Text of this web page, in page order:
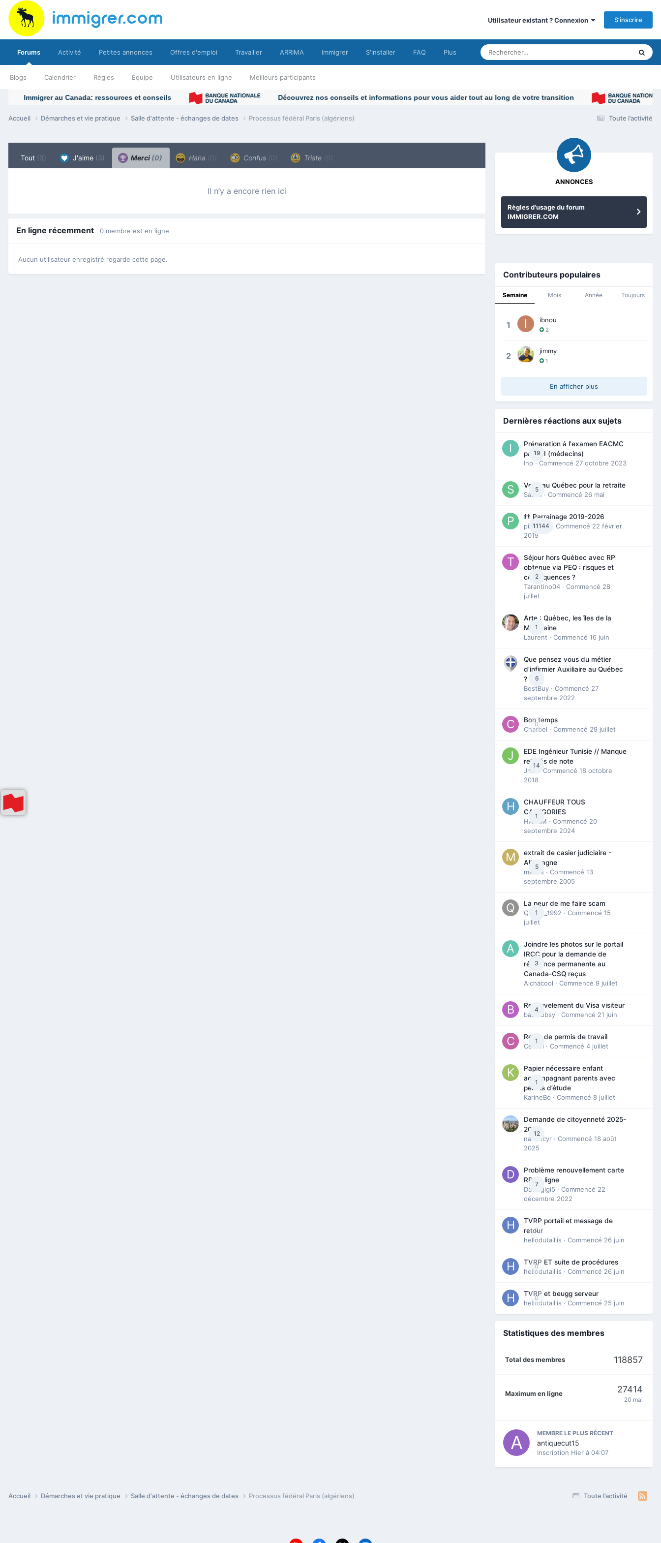
Utilisateur existant ? Connexion S’inscrire
Forums
Blogs Calendrier Règles Équipe Utilisateurs en ligne Meilleurs participants
Activité Petites annonces Offres d'emploi Travailler ARRIMA Immigrer S'installer FAQ Plus
Toute l’activité
Accueil Démarches et vie pratique Salle d'attente - échanges de dates Processus fédéral Paris (algériens)
Tout (3) J'aime (3) Merci (0) Haha (0) Confus (0) Triste (0)
Il n’y a encore rien ici
En ligne récemment 0 membre est en ligne
Aucun utilisateur enregistré regarde cette page.
ANNONCES
Règles d'usage du forum
IMMIGRER.COM
Contributeurs populaires
Semaine Mois Année Toujours
1 ibnou
2
2 jimmy
1
En afficher plus
Dernières réactions aux sujets
19
Préparation à l'examen EACMC
partie I (médecins)
Ino · Commencé 27 octobre 2023
5
Venir au Québec pour la retraite
Sab74 · Commencé 26 mai
11144
👬 Parrainage 2019-2026
piinoush
· Commencé 22 février
2019
2
Séjour hors Québec avec RP
obtenue via PEQ : risques et
conséquences ?
Tarantino04 · Commencé 28
juillet
1
Arte : Québec, les îles de la
Madeleine
Laurent · Commencé 16 juin
6
Que pensez vous du métier
d'infirmier Auxiliaire au Québec
?
BestBuy · Commencé 27
septembre 2022
0
Bon temps
Charbel · Commencé 29 juillet
14
EDE Ingénieur Tunisie // Manque
relevés de note
Jmili
· Commencé 18 octobre
2018
1
CHAUFFEUR TOUS
CATEGORIES
HAZEM · Commencé 20
septembre 2024
5
extrait de casier judiciaire -
Allemagne
maries · Commencé 13
septembre 2005
1
La peur de me faire scam
Queen_1992 · Commencé 15
juillet
3
Joindre les photos sur le portail
IRCC pour la demande de
résidence permanente au
Canada-CSQ reçus
Aichacool · Commencé 9 juillet
4
Renouvelement du Visa visiteur
babibubsy · Commencé 21 juin
1
Refus de permis de travail
Cedbri · Commencé 4 juillet
1
Papier nécessaire enfant
accompagnant parents avec
permis d’étude
KarineBo · Commencé 8 juillet
12
Demande de citoyenneté 2025-
2026
nanancyr · Commencé 18 août
2025
7
Problème renouvellement carte
RP en ligne
Davidgigi5 · Commencé 22
décembre 2022
0
TVRP portail et message de
retour
hellodutaillis · Commencé 26 juin
0
TVRP ET suite de procédures
hellodutaillis · Commencé 26 juin
0
TVRP et beugg serveur
hellodutaillis · Commencé 25 juin
Statistiques des membres
Total des membres 118857
Maximum en ligne 27414
20 mai
MEMBRE LE PLUS RÉCENT
antiquecut15
Inscription Hier à 04:07
Toute l’activité
Accueil Démarches et vie pratique Salle d'attente - échanges de dates Processus fédéral Paris (algériens)